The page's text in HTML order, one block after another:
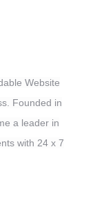
Website
Founded in
a leader in
with 24 x 7